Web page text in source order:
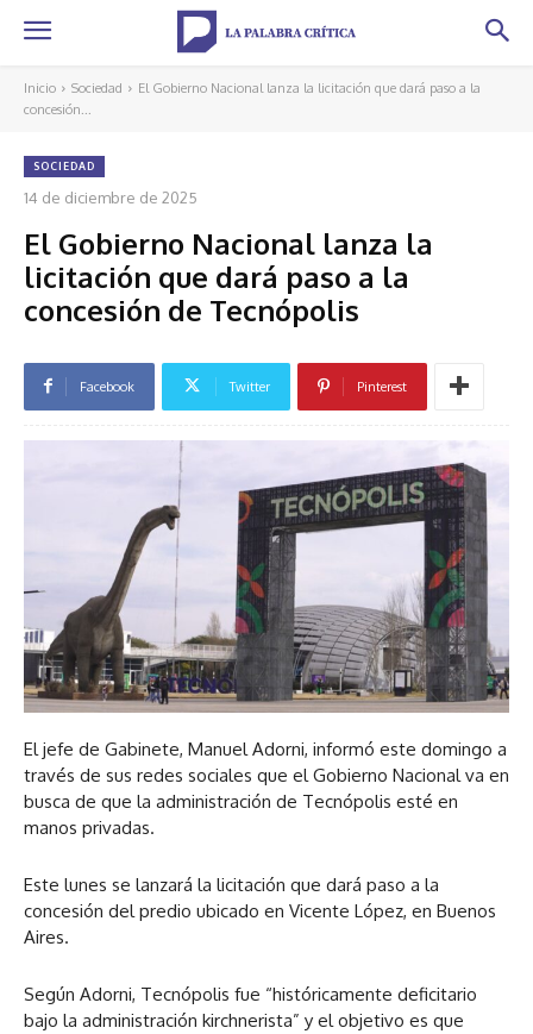
Inicio Sociedad
El Gobierno Nacional lanza la licitación que dará paso a la
concesión...
SOCIEDAD
14 de diciembre de 2025
El Gobierno Nacional lanza la
licitación que dará paso a la
concesión de Tecnópolis
Facebook Twitter Pinterest
El jefe de Gabinete, Manuel Adorni, informó este domingo a
través de sus redes sociales que el Gobierno Nacional va en
busca de que la administración de Tecnópolis esté en
manos privadas.
Este lunes se lanzará la licitación que dará paso a la
concesión del predio ubicado en Vicente López, en Buenos
Aires.
Según Adorni, Tecnópolis fue “históricamente deficitario
bajo la administración kirchnerista” y el objetivo es que